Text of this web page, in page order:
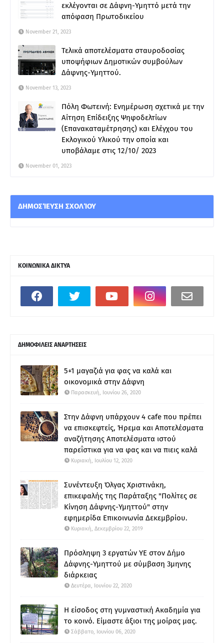
εκλέγονται σε Δάφνη-Υμηττό μετά την
απόφαση Πρωτοδικείου
November 21, 2023
Τελικά αποτελέσματα σταυροδοσίας
υποψήφιων Δημοτικών συμβούλων
Δάφνης-Υμηττού.
November 13, 2023
Πόλη Φωτεινή: Ενημέρωση σχετικά με την
Αίτηση Επίδειξης Ψηφοδελτίων
(Επανακαταμέτρησης) και Ελέγχου του
Εκλογικού Υλικού την οποία και
υποβάλαμε στις 12/10/ 2023
November 01, 2023
ΔΗΜΟΣΊΕΥΣΗ ΣΧΟΛΊΟΥ
ΚΟΙΝΩΝΙΚΑ ΔΙΚΤΥΑ
ΔΗΜΟΦΙΛΕΙΣ ΑΝΑΡΤΗΣΕΙΣ
5+1 μαγαζιά για φας να καλά και
οικονομικά στην Δάφνη
Παρασκευή, Ιουνίου 26, 2020
Στην Δάφνη υπάρχουν 4 cafe που πρέπει
να επισκεφτείς, Ήρεμα και Αποτελέσματα
αναζήτησης Αποτελέσματα ιστού
παρεΐστικα για να φας και να πιεις καλά
Κυριακή, Ιουλίου 12, 2020
Συνέντευξη Όλγας Χριστινάκη,
επικεφαλής της Παράταξης "Πολίτες σε
Κίνηση Δάφνης-Υμηττού" στην
εφημερίδα Επικοινωνία Δεκεμβρίου.
Κυριακή, Δεκεμβρίου 22, 2019
Πρόσληψη 3 εργατών ΥΕ στον Δήμο
Δάφνης-Υμηττού με σύμβαση 3μηνης
διάρκειας
Δευτέρα, Ιουνίου 22, 2020
Η είσοδος στη γυμναστική Ακαδημία για
το κοινό. Είμαστε άξιοι της μοίρας μας.
Σάββατο, Ιουνίου 06, 2020